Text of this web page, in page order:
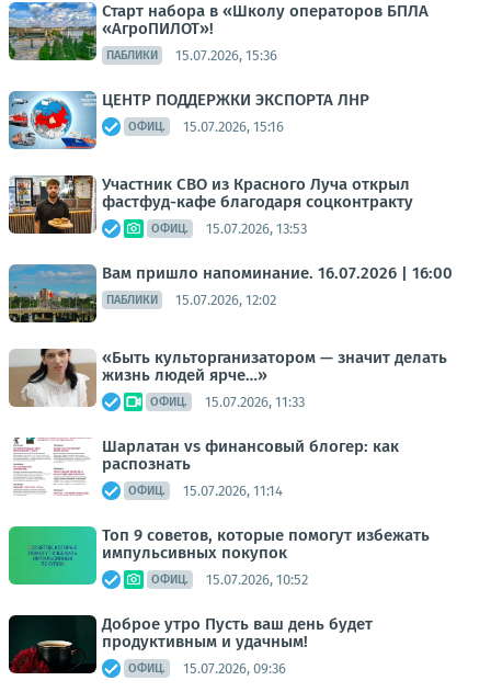
Старт набора в «Школу операторов БПЛА
«АгроПИЛОТ»!
ПАБЛИКИ 15.07.2026, 15:36
ЦЕНТР ПОДДЕРЖКИ ЭКСПОРТА ЛНР
ОФИЦ. 15.07.2026, 15:16
Участник СВО из Красного Луча открыл
фастфуд-кафе благодаря соцконтракту
ОФИЦ. 15.07.2026, 13:53
Вам пришло напоминание. 16.07.2026 | 16:00
ПАБЛИКИ 15.07.2026, 12:02
«Быть культорганизатором — значит делать
жизнь людей ярче…»
ОФИЦ. 15.07.2026, 11:33
Шарлатан vs финансовый блогер: как
распознать
ОФИЦ. 15.07.2026, 11:14
Топ 9 советов, которые помогут избежать
импульсивных покупок
ОФИЦ. 15.07.2026, 10:52
Доброе утро Пусть ваш день будет
продуктивным и удачным!
ОФИЦ. 15.07.2026, 09:36